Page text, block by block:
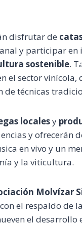
disfrutar de
y participar en
sostenible.
el sector
de técnicas
localesy
y ofrecerán
en vivo y un
y la viticultura.
Molvízar
el respaldo de la
el desarrollo